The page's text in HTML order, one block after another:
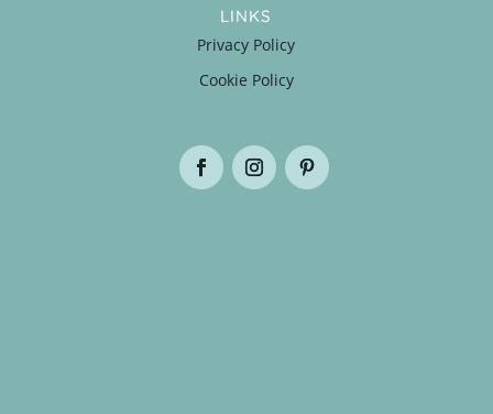
LINKS
Privacy Policy
Cookie Policy